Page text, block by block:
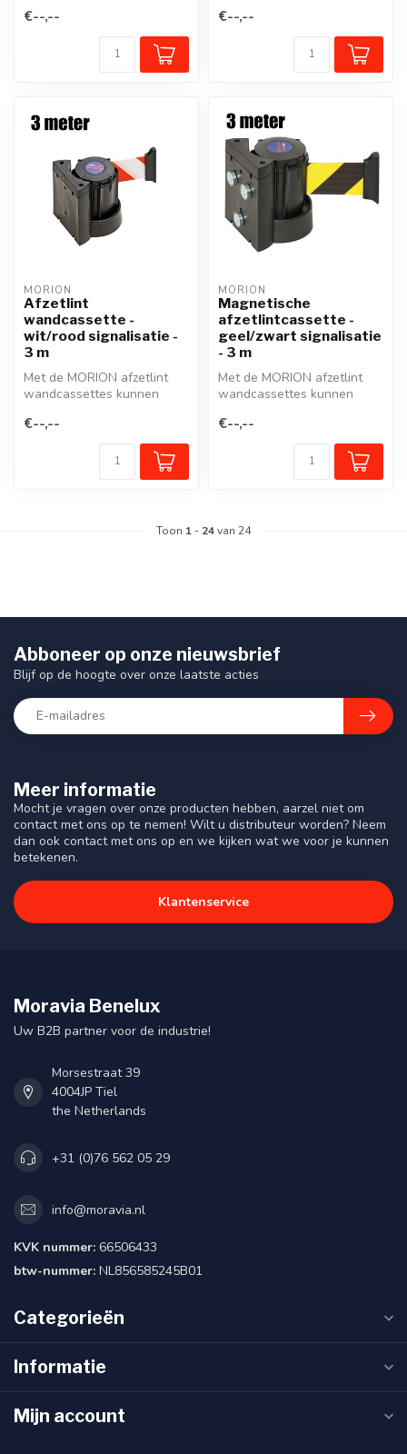
snel en effe...
€--,--
snel en effe...
€--,--
MORION
Afzetlint
wandcassette -
wit/rood signalisatie -
3 m
Met de MORION afzetlint
wandcassettes kunnen
snel en effe...
€--,--
MORION
Magnetische
afzetlintcassette -
geel/zwart signalisatie
- 3 m
Met de MORION afzetlint
wandcassettes kunnen
snel en effe...
€--,--
Toon 1 - 24van 24
Meer informatie
Mocht je vragen over onze producten hebben, aarzel niet om
contact met ons op te nemen! Wilt u distributeur worden? Neem
dan ook contact met ons op en we kijken wat we voor je kunnen
betekenen.
Klantenservice
Abboneer op onze nieuwsbrief
Blijf op de hoogte over onze laatste acties
Moravia Benelux
Uw B2B partner voor de industrie!
Morsestraat 39
4004JP Tiel
the Netherlands
+31 (0)76 562 05 29
info@moravia.nl
KVK nummer: 66506433
btw-nummer: NL856585245B01
Categorieën
Informatie
Mijn account